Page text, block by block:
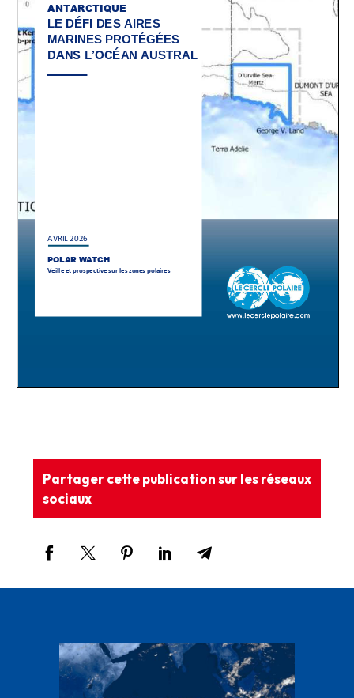
Partager cette publication sur les réseaux
sociaux